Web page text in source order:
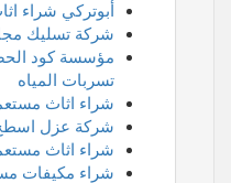
أبوتركي شراء
شركة تسليك
مؤسسة كود
تسربات المياه
شراء اثاث
شركة عزل
شراء اثاث
شراء مكيفات